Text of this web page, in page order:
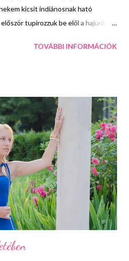
kicsit indiánosnak ható
tupírozzuk be elől a hajunkat
hogy púpos maradjon. Ezután
A tökéletes hatás érdekében
hogy lazább legyen és akár
oldalt kiszabadíthatunk pár
TOVÁBBI INFORMÁCIÓK